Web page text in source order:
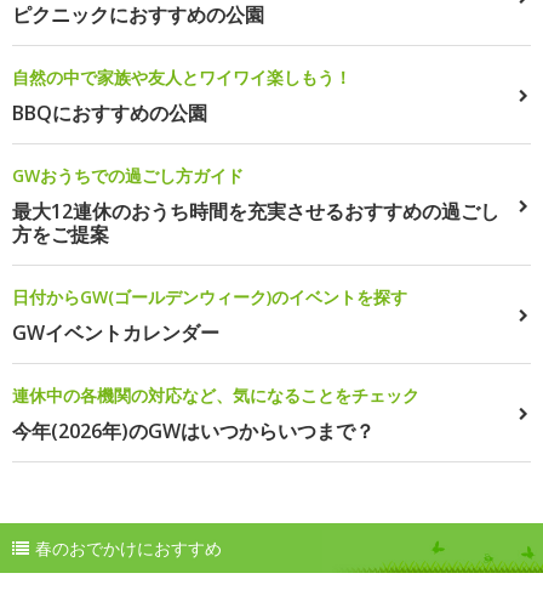
ピクニックにおすすめの公園
自然の中で家族や友人とワイワイ楽しもう！
BBQにおすすめの公園
GWおうちでの過ごし方ガイド
最大12連休のおうち時間を充実させるおすすめの過ごし
方をご提案
日付からGW(ゴールデンウィーク)のイベントを探す
GWイベントカレンダー
連休中の各機関の対応など、気になることをチェック
今年(2026年)のGWはいつからいつまで？
春のおでかけにおすすめ